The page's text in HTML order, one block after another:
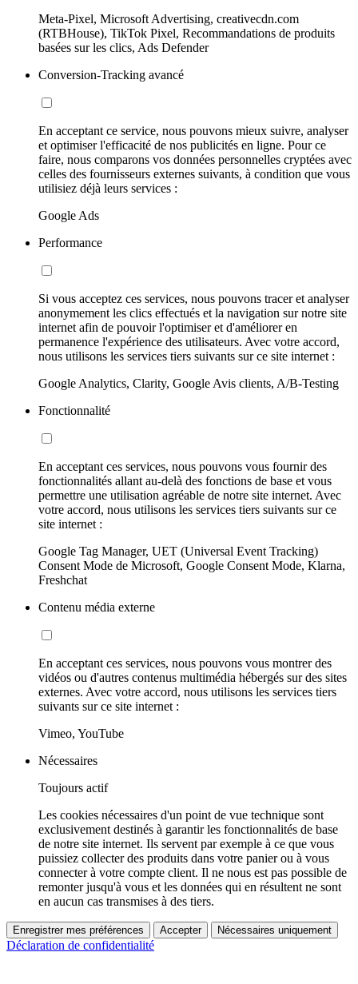
Meta-Pixel, Microsoft Advertising, creativecdn.com
(RTBHouse), TikTok Pixel, Recommandations de produits
basées sur les clics, Ads Defender
Conversion-Tracking avancé
En acceptant ce service, nous pouvons mieux suivre, analyser
et optimiser l'efficacité de nos publicités en ligne. Pour ce
faire, nous comparons vos données personnelles cryptées avec
celles des fournisseurs externes suivants, à condition que vous
utilisiez déjà leurs services :
Google Ads
Performance
Si vous acceptez ces services, nous pouvons tracer et analyser
anonymement les clics effectués et la navigation sur notre site
internet afin de pouvoir l'optimiser et d'améliorer en
permanence l'expérience des utilisateurs. Avec votre accord,
nous utilisons les services tiers suivants sur ce site internet :
Google Analytics, Clarity, Google Avis clients, A/B-Testing
Fonctionnalité
En acceptant ces services, nous pouvons vous fournir des
fonctionnalités allant au-delà des fonctions de base et vous
permettre une utilisation agréable de notre site internet. Avec
votre accord, nous utilisons les services tiers suivants sur ce
site internet :
Google Tag Manager, UET (Universal Event Tracking)
Consent Mode de Microsoft, Google Consent Mode, Klarna,
Freshchat
Contenu média externe
En acceptant ces services, nous pouvons vous montrer des
vidéos ou d'autres contenus multimédia hébergés sur des sites
externes. Avec votre accord, nous utilisons les services tiers
suivants sur ce site internet :
Vimeo, YouTube
Nécessaires
Toujours actif
Les cookies nécessaires d'un point de vue technique sont
exclusivement destinés à garantir les fonctionnalités de base
de notre site internet. Ils servent par exemple à ce que vous
puissiez collecter des produits dans votre panier ou à vous
connecter à votre compte client. Il ne nous est pas possible de
remonter jusqu'à vous et les données qui en résultent ne sont
en aucun cas transmises à des tiers.
Enregistrer mes préférences Accepter Nécessaires uniquement
Déclaration de confidentialité